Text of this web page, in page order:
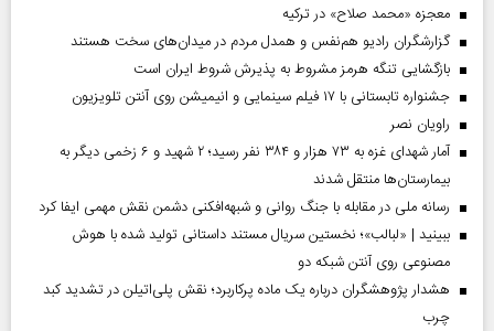
معجزه «محمد صلاح» در ترکیه
گزارشگران رادیو هم‌نفس و همدل مردم در میدان‌های سخت هستند
بازگشایی تنگه هرمز مشروط به پذیرش شروط ایران است
جشنواره تابستانی با ۱۷ فیلم سینمایی و انیمیشن روی آنتن تلویزیون
راویان نصر
آمار شهدای غزه به ۷۳ هزار و ۳۸۴ نفر رسید؛ ۲ شهید و ۶ زخمی دیگر به
بیمارستان‌ها منتقل شدند
رسانه ملی در مقابله با جنگ روانی و شبهه‌افکنی دشمن نقش مهمی ایفا کرد
ببینید | «لبالب»؛ نخستین سریال مستند داستانی تولید شده با هوش
مصنوعی روی آنتن شبکه دو
هشدار پژوهشگران درباره یک ماده پرکاربرد؛ نقش پلی‌اتیلن در تشدید کبد
چرب